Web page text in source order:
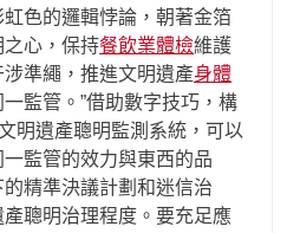
色的邏輯悖論，朝著金箔
心，保持餐飲業體檢維護
準繩，推進文明遺產身體
監管。”借助數字技巧，構
明遺產聰明監測系統，可以
監管的效力與東西的品
精準決議計劃和迷信治
聰明治理程度。要充足應